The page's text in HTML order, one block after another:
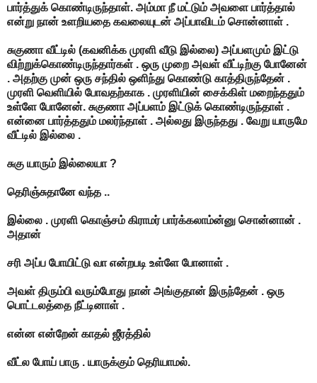
பார்த்துக் கொண்டிருந்தாள். அம்மா நீ மட்டும் அவளை பார்த்தால்
என்று நான் உளறியதை கவலையுடன் அப்பாவிடம் சொன்னாள் .
சுகுணா வீட்டில் (கவனிக்க முரளி வீடு இல்லை) அப்பளமும் இட்டு
விற்றுக்கொண்டிருந்தார்கள் . ஒரு முறை அவள் வீட்டிற்கு போனேன்
. அதற்கு முன் ஒரு சந்தில் ஒளிந்து கொண்டு காத்திருந்தேன் .
முரளி வெளியில் போவதற்காக . முரளியின் சைக்கிள் மறைந்ததும்
உள்ளே போனேன். சுகுணா அப்பளம் இட்டுக் கொண்டிருந்தாள் .
என்னை பார்த்ததும் மலர்ந்தாள் . அல்லது இருந்தது . வேறு யாருமே
வீட்டில் இல்லை .
சுகு யாரும் இல்லையா ?
தெரிஞ்சுதானே வந்த ..
இல்லை . முரளி கொஞ்சம் கிராமர் பார்க்கலாம்ன்னு சொன்னான் .
அதான்
சரி அப்ப போயிட்டு வா என்றபடி உள்ளே போனாள் .
அவள் திரும்பி வரும்போது நான் அங்குதான் இருந்தேன் . ஒரு
பொட்டலத்தை நீட்டினாள் .
என்ன என்றேன் காதல் ஜீரத்தில்
வீட்ல போய் பாரு . யாருக்கும் தெரியாமல்.